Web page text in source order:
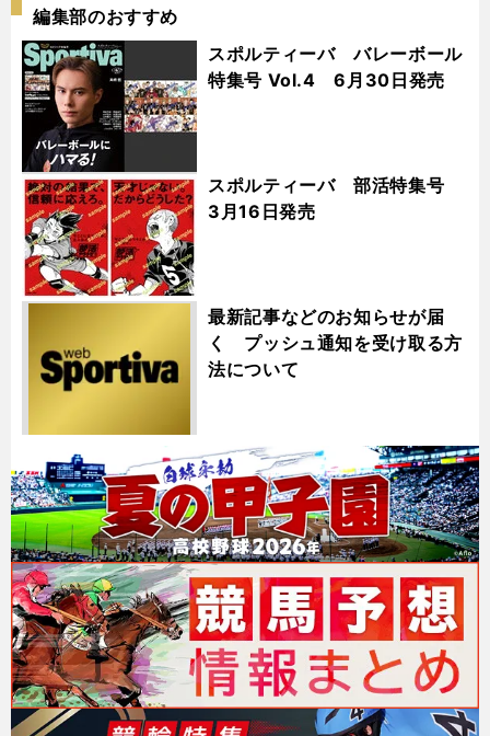
編集部のおすすめ
スポルティーバ バレーボール
特集号 Vol.4 6月30日発売
スポルティーバ 部活特集号
3月16日発売
最新記事などのお知らせが届
く プッシュ通知を受け取る方
法について